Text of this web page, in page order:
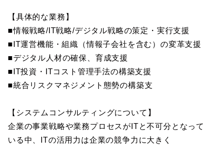
【具体的な業務】
■情報戦略/IT戦略/デジタル戦略の策定・実行支援
■IT運営機能・組織（情報子会社を含む）の変革支援
■デジタル人材の確保、育成支援
■IT投資・ITコスト管理手法の構築支援
■統合リスクマネジメント態勢の構築支
【システムコンサルティングについて】
企業の事業戦略や業務プロセスがITと不可分となって
いる中、ITの活用力は企業の競争力に大きく